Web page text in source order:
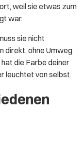
weil sie etwas zum
war.
sie nicht
direkt, ohne Umweg
hat die Farbe deiner
leuchtet von selbst.